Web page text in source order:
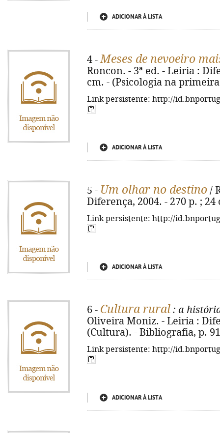
ADICIONAR À LISTA
4 -Meses de nevoeiro
Roncon. - 3ª ed. - Leiria :
cm. - (Psicologia na primeira
Link persistente: http://
ADICIONAR À LISTA
5 - Um olhar no destino /
Diferença, 2004. - 270 p. ; 24
Link persistente: http://
ADICIONAR À LISTA
6 - Cultura rural : a
Oliveira Moniz. - Leiria :
(Cultura). - Bibliografia, p.
Link persistente: http://
ADICIONAR À LISTA